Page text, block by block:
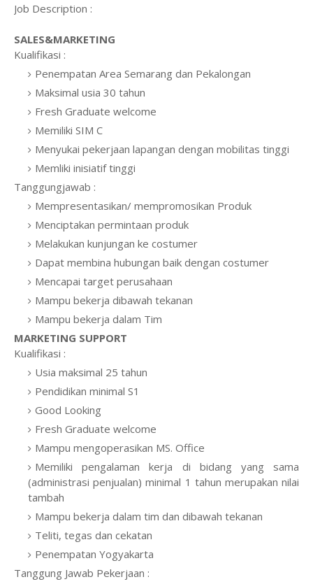
Job Description :
SALES&MARKETING
Kualifikasi :
Penempatan Area Semarang dan Pekalongan
Maksimal usia 30 tahun
Fresh Graduate welcome
Memiliki SIM C
Menyukai pekerjaan lapangan dengan mobilitas tinggi
Memliki inisiatif tinggi
Tanggungjawab :
Mempresentasikan/ mempromosikan Produk
Menciptakan permintaan produk
Melakukan kunjungan ke costumer
Dapat membina hubungan baik dengan costumer
Mencapai target perusahaan
Mampu bekerja dibawah tekanan
Mampu bekerja dalam Tim
MARKETING SUPPORT
Kualifikasi :
Usia maksimal 25 tahun
Pendidikan minimal S1
Good Looking
Fresh Graduate welcome
Mampu mengoperasikan MS. Office
Memiliki pengalaman kerja di bidang yang sama
(administrasi penjualan) minimal 1 tahun merupakan nilai
tambah
Mampu bekerja dalam tim dan dibawah tekanan
Teliti, tegas dan cekatan
Penempatan Yogyakarta
Tanggung Jawab Pekerjaan :